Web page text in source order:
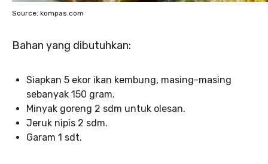
Source: kompas.com
Bahan yang dibutuhkan:
Siapkan 5 ekor ikan kembung, masing-masing
sebanyak 150 gram.
Minyak goreng 2 sdm untuk olesan.
Jeruk nipis 2 sdm.
Garam 1 sdt.